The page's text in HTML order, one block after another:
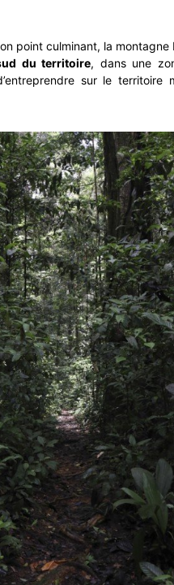
point culminant, la montagne
du territoire, dans une
sur le territoire